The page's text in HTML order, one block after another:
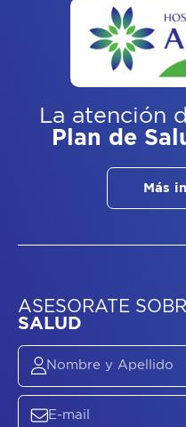
La atención
Plan de
Más